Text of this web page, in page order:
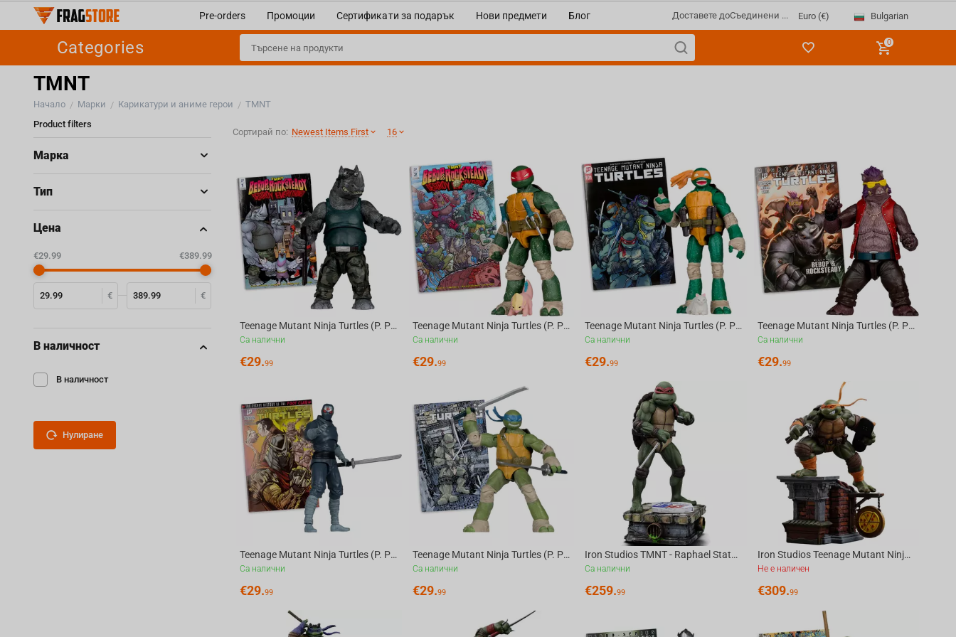
Pre-orders Промоции Сертификати за подарък Нови предмети Блог Доставете доСъединени ... Euro (€) Bulgarian
Categories 0
TMNT
Начало / Марки / Карикатури и аниме герои / TMNT
Сортирай по: Newest Items First 16
Teenage Mutant Ninja Turtles (P. Punchers) Rocksteady 5in Action Figure with Comic Mc...
Са налични
€29.99
Teenage Mutant Ninja Turtles (P. Punchers) Raphael 5in Action Figure with Comic McFar...
Са налични
€29.99
Teenage Mutant Ninja Turtles (P. Punchers) Michelangelo 5in Action Figure with Comic ...
Са налични
€29.99
Teenage Mutant Ninja Turtles (P. Punchers) Bebop 5in Action Figure with Comic McFarla...
Са налични
€29.99
Teenage Mutant Ninja Turtles (P. Punchers) Foot Soldier 5in Action Figure with Comic ...
Са налични
€29.99
Teenage Mutant Ninja Turtles (P. Punchers) Leonardo 5in Action Figure with Comic McFa...
Са налични
€29.99
Iron Studios TMNT - Raphael Statue Art Scale 1/10
Са налични
€259.99
Iron Studios Teenage Mutant Ninja Turtles - Michelangelo Art Scale 1/10
Не е наличен
€309.99
Product filters
Марка
Тип
Цена
€ €
‎€29.99 ‎€389.99
В наличност
В наличност
Нулиране